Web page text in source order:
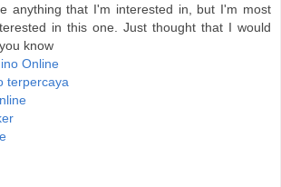
anything that I'm interested in, but I'm most
in this one. Just thought that I would
know
Online
terpercaya